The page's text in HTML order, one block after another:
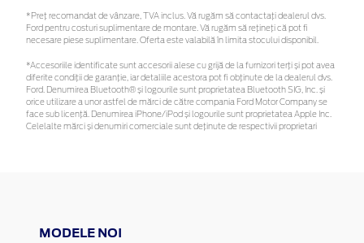
*Preţ recomandat de vânzare, TVA inclus. Vă rugăm să contactaţi dealerul dvs.
Ford pentru costuri suplimentare de montare. Vă rugăm să rețineți că pot fi
necesare piese suplimentare. Oferta este valabilă în limita stocului disponibil.
*Accesoriile identificate sunt accesorii alese cu grijă de la furnizori terți și pot avea
diferite condiții de garanție, iar detaliile acestora pot fi obținute de la dealerul dvs.
Ford. Denumirea Bluetooth® și logourile sunt proprietatea Bluetooth SIG, Inc. și
orice utilizare a unor astfel de mărci de către compania Ford Motor Company se
face sub licență. Denumirea iPhone/iPod și logourile sunt proprietatea Apple Inc.
Celelalte mărci și denumiri comerciale sunt deținute de respectivii proprietari
MODELE NOI